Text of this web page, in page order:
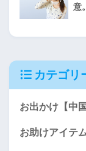
意
カテゴリ
お出かけ【中
お助けアイテ